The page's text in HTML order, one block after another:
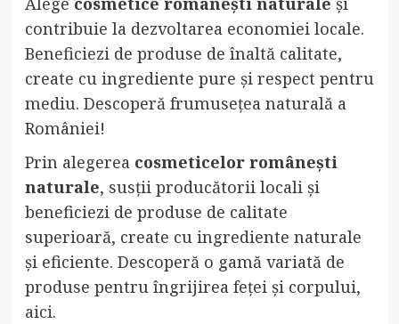
contribuie la dezvoltarea economiei locale.
Beneficiezi de produse de înaltă calitate,
create cu ingrediente pure și respect pentru
mediu. Descoperă frumusețea naturală a
României!
Prin alegerea cosmeticelor românești
naturale, susții producătorii locali și
beneficiezi de produse de calitate
superioară, create cu ingrediente naturale
și eficiente. Descoperă o gamă variată de
produse pentru îngrijirea feței și corpului,
aici.